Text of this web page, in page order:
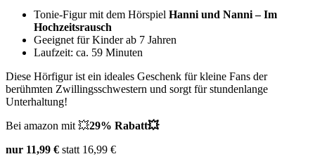
Tonie-Figur mit dem Hörspiel Hanni und Nanni – Im
Hochzeitsrausch
Geeignet für Kinder ab 7 Jahren
Laufzeit: ca. 59 Minuten
Diese Hörfigur ist ein ideales Geschenk für kleine Fans der
berühmten Zwillingsschwestern und sorgt für stundenlange
Unterhaltung!
Bei amazon mit 💥29% Rabatt💥
nur 11,99 € statt 16,99 €